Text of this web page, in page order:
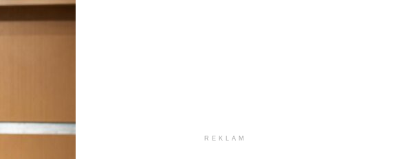
REKLAM